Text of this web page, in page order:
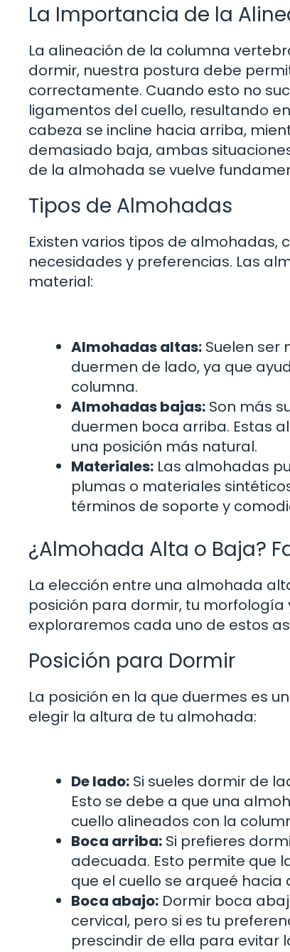
La Importancia de la
La alineación de la columna
dormir, nuestra postura debe
correctamente. Cuando esto no
ligamentos del cuello, resultando
cabeza se incline hacia arriba,
demasiado baja, ambas
de la almohada se vuelve
Tipos de Almohadas
Existen varios tipos de
necesidades y preferencias. Las
material:
Almohadas altas: Suelen ser
duermen de lado, ya que
columna.
Almohadas bajas: Son más
duermen boca arriba. Estas
una posición más natural.
Materiales: Las almohadas
plumas o materiales
términos de soporte y
¿Almohada Alta o Baja?
La elección entre una almohada
posición para dormir, tu morfología
exploraremos cada uno de estos
Posición para Dormir
La posición en la que duermes es
elegir la altura de tu almohada:
De lado: Si sueles dormir de
Esto se debe a que una
cuello alineados con la
Boca arriba: Si prefieres
adecuada. Esto permite que
que el cuello se arqueé hacia
Boca abajo: Dormir boca
cervical, pero si es tu
prescindir de ella para evitar